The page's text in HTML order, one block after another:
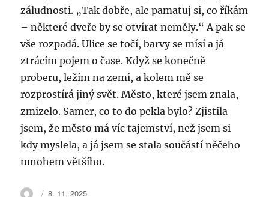
záludnosti. „Tak dobře, ale pamatuj si, co říkám
– některé dveře by se otvírat neměly.“ A pak se
vše rozpadá. Ulice se točí, barvy se mísí a já
ztrácím pojem o čase. Když se konečně
proberu, ležím na zemi, a kolem mě se
rozprostírá jiný svět. Město, které jsem znala,
zmizelo. Samer, co to do pekla bylo? Zjistila
jsem, že město má víc tajemství, než jsem si
kdy myslela, a já jsem se stala součástí něčeho
mnohem většího.
Autor:
Publikováno:
8. 11. 2025